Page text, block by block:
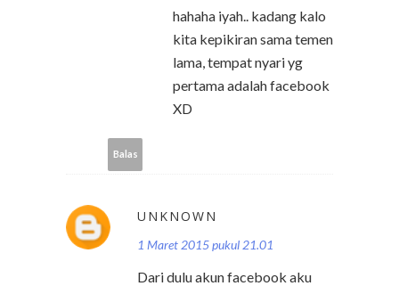
hahaha iyah.. kadang kalo
kita kepikiran sama temen
lama, tempat nyari yg
pertama adalah facebook
XD
Balas
UNKNOWN
1 Maret 2015 pukul 21.01
Dari dulu akun facebook aku